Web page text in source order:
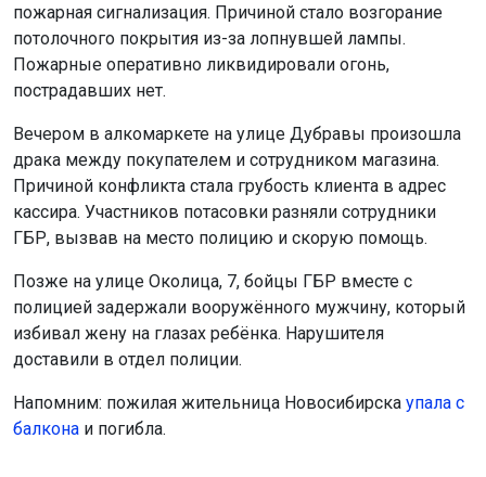
пожарная сигнализация. Причиной стало возгорание
потолочного покрытия из-за лопнувшей лампы.
Пожарные оперативно ликвидировали огонь,
пострадавших нет.
Вечером в алкомаркете на улице Дубравы произошла
драка между покупателем и сотрудником магазина.
Причиной конфликта стала грубость клиента в адрес
кассира. Участников потасовки разняли сотрудники
ГБР, вызвав на место полицию и скорую помощь.
Позже на улице Околица, 7, бойцы ГБР вместе с
полицией задержали вооружённого мужчину, который
избивал жену на глазах ребёнка. Нарушителя
доставили в отдел полиции.
Напомним: пожилая жительница Новосибирска упала с
балкона и погибла.